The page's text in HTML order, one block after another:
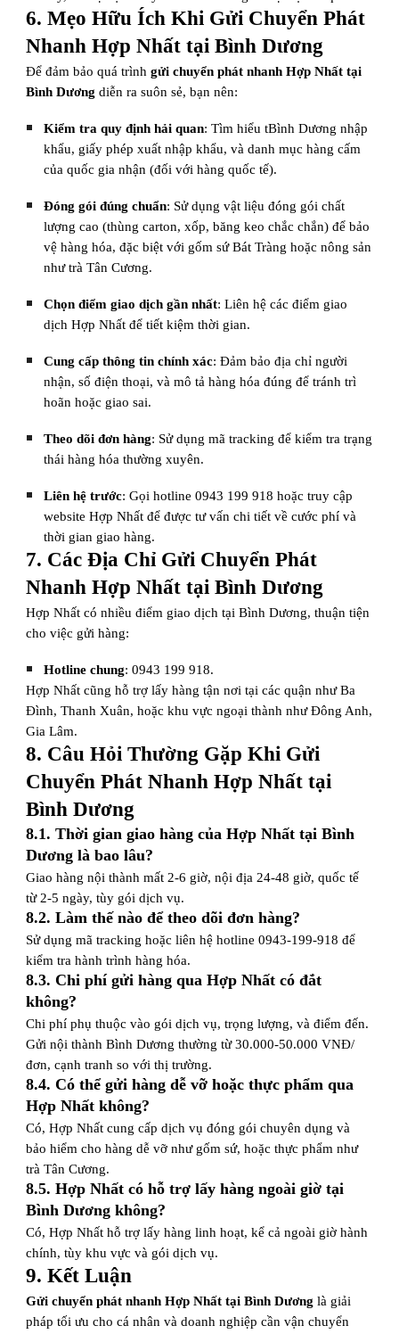
6. Mẹo Hữu Ích Khi Gửi Chuyển Phát
Nhanh Hợp Nhất tại Bình Dương
Để đảm bảo quá trìnhgửi chuyển phát nhanh Hợp Nhất tại
Bình Dương diễn ra suôn sẻ, bạn nên:
Kiểm tra quy định hải quan: Tìm hiểu tBình Dương nhập
khẩu, giấy phép xuất nhập khẩu, và danh mục hàng cấm
của quốc gia nhận (đối với hàng quốc tế).
Đóng gói đúng chuẩn: Sử dụng vật liệu đóng gói chất
lượng cao (thùng carton, xốp, băng keo chắc chắn) để bảo
vệ hàng hóa, đặc biệt với gốm sứ Bát Tràng hoặc nông sản
như trà Tân Cương.
Chọn điểm giao dịch gần nhất: Liên hệ các điểm giao
dịch Hợp Nhất để tiết kiệm thời gian.
Cung cấp thông tin chính xác: Đảm bảo địa chỉ người
nhận, số điện thoại, và mô tả hàng hóa đúng để tránh trì
hoãn hoặc giao sai.
Theo dõi đơn hàng: Sử dụng mã tracking để kiểm tra trạng
thái hàng hóa thường xuyên.
Liên hệ trước: Gọi hotline 0943 199 918 hoặc truy cập
website Hợp Nhất để được tư vấn chi tiết về cước phí và
thời gian giao hàng.
7. Các Địa Chỉ Gửi Chuyển Phát
Nhanh Hợp Nhất tại Bình Dương
Hợp Nhất có nhiều điểm giao dịch tại Bình Dương, thuận tiện
cho việc gửi hàng:
Hotline chung: 0943 199 918.
Hợp Nhất cũng hỗ trợ lấy hàng tận nơi tại các quận như Ba
Đình, Thanh Xuân, hoặc khu vực ngoại thành như Đông Anh,
Gia Lâm.
8. Câu Hỏi Thường Gặp Khi Gửi
Chuyển Phát Nhanh Hợp Nhất tại
Bình Dương
8.1. Thời gian giao hàng của Hợp Nhất tại Bình
Dương là bao lâu?
Giao hàng nội thành mất 2-6 giờ, nội địa 24-48 giờ, quốc tế
từ 2-5 ngày, tùy gói dịch vụ.
8.2. Làm thế nào để theo dõi đơn hàng?
Sử dụng mã tracking hoặc liên hệ hotline 0943-199-918 để
kiểm tra hành trình hàng hóa.
8.3. Chi phí gửi hàng qua Hợp Nhất có đắt
không?
Chi phí phụ thuộc vào gói dịch vụ, trọng lượng, và điểm đến.
Gửi nội thành Bình Dương thường từ 30.000-50.000 VNĐ/
đơn, cạnh tranh so với thị trường.
8.4. Có thể gửi hàng dễ vỡ hoặc thực phẩm qua
Hợp Nhất không?
Có, Hợp Nhất cung cấp dịch vụ đóng gói chuyên dụng và
bảo hiểm cho hàng dễ vỡ như gốm sứ, hoặc thực phẩm như
trà Tân Cương.
8.5. Hợp Nhất có hỗ trợ lấy hàng ngoài giờ tại
Bình Dương không?
Có, Hợp Nhất hỗ trợ lấy hàng linh hoạt, kể cả ngoài giờ hành
chính, tùy khu vực và gói dịch vụ.
9. Kết Luận
Gửi chuyển phát nhanh Hợp Nhất tại Bình Dương là giải
pháp tối ưu cho cá nhân và doanh nghiệp cần vận chuyển